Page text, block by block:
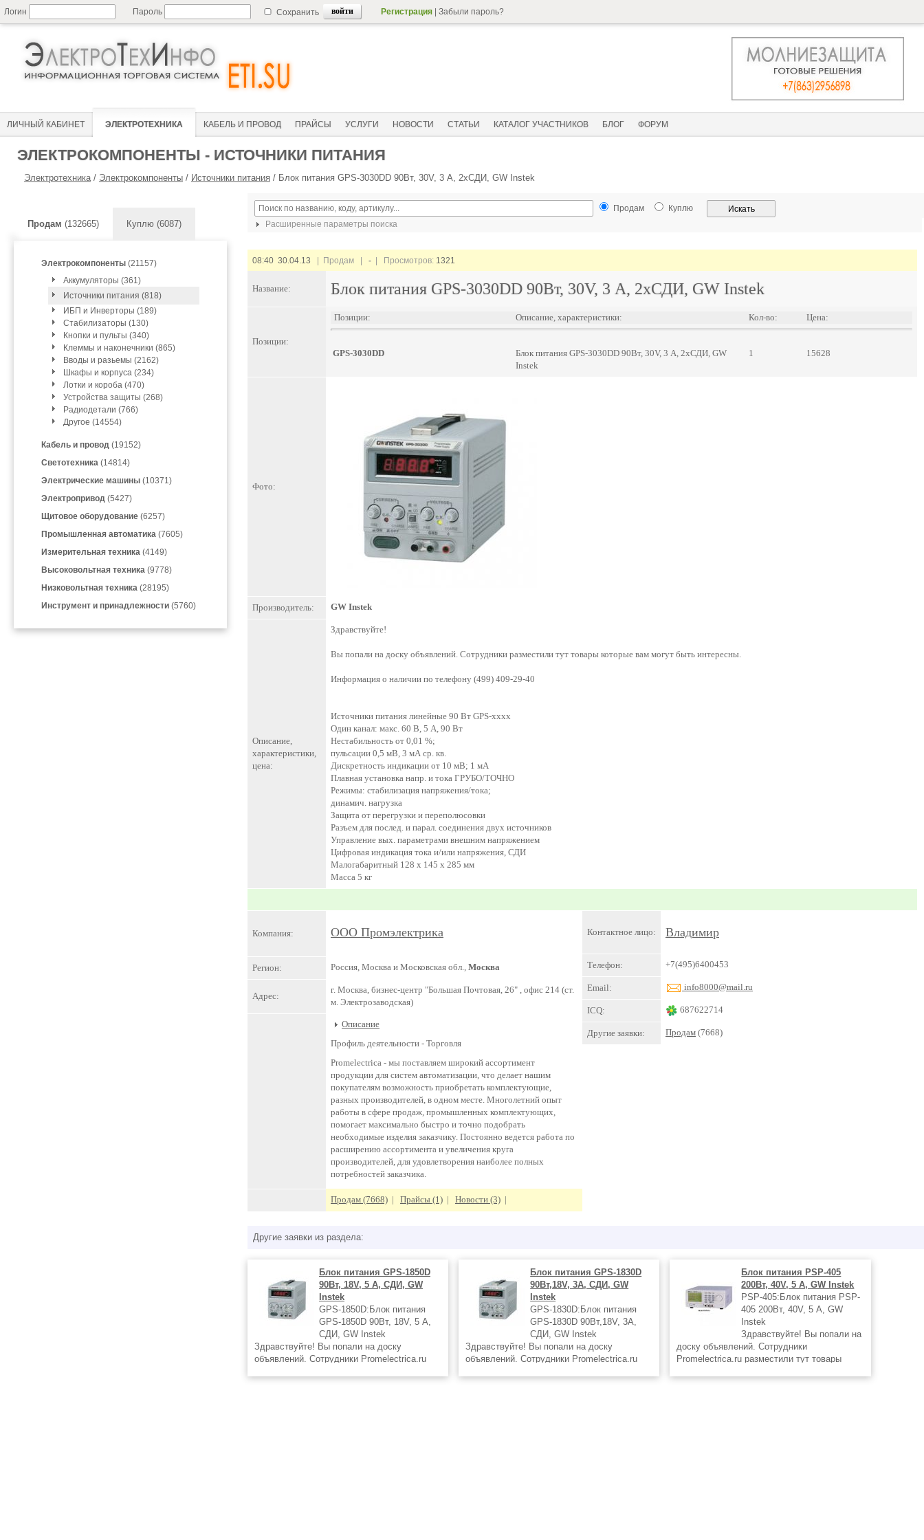
Логин Пароль Сохранить Регистрация Забыли пароль?
ЛИЧНЫЙ КАБИНЕТ ЭЛЕКТРОТЕХНИКА КАБЕЛЬ И ПРОВОД ПРАЙСЫ УСЛУГИ НОВОСТИ СТАТЬИ КАТАЛОГ УЧАСТНИКОВ БЛОГ ФОРУМ
ЭЛЕКТРОКОМПОНЕНТЫ - ИСТОЧНИКИ ПИТАНИЯ
Электротехника/ Электрокомпоненты / Источники питания / Блок питания GPS-3030DD 90Вт, 30V, 3 А, 2хСДИ, GW Instek
Продам (132665) Куплю (6087)
Электрокомпоненты (21157)
Аккумуляторы (361)
Источники питания (818)
ИБП и Инверторы (189)
Стабилизаторы (130)
Кнопки и пульты (340)
Клеммы и наконечники (865)
Вводы и разьемы (2162)
Шкафы и корпуса (234)
Лотки и короба (470)
Устройства защиты (268)
Радиодетали (766)
Другое (14554)
Кабель и провод (19152)
Светотехника (14814)
Электрические машины (10371)
Электропривод (5427)
Щитовое оборудование (6257)
Промышленная автоматика (7605)
Измерительная техника (4149)
Высоковольтная техника (9778)
Низковольтная техника (28195)
Инструмент и принадлежности (5760)
Продам
Куплю
Расширенные параметры поиска
08:40 30.04.13 | Продам | - | Просмотров: 1321
Название: Блок питания GPS-3030DD 90Вт, 30V, 3 А, 2хСДИ, GW Instek
Позиции:
Позиции: Описание, характеристики: Кол-во: Цена:
GPS-3030DD
Блок питания GPS-3030DD 90Вт, 30V, 3 А, 2хСДИ, GW
Instek
1 15628
Фото:
Производитель: GW Instek
Описание,
характеристики,
цена:
Здравствуйте!
Вы попали на доску объявлений. Сотрудники разместили тут товары которые вам могут быть интересны.
Информация о наличии по телефону (499) 409-29-40
Источники питания линейные 90 Вт GPS-хххх
Один канал: макс. 60 В, 5 А, 90 Вт
Нестабильность от 0,01 %;
пульсации 0,5 мВ, 3 мА ср. кв.
Дискретность индикации от 10 мВ; 1 мА
Плавная установка напр. и тока ГРУБО/ТОЧНО
Режимы: стабилизация напряжения/тока;
динамич. нагрузка
Защита от перегрузки и переполюсовки
Разъем для послед. и парал. соединения двух источников
Управление вых. параметрами внешним напряжением
Цифровая индикация тока и/или напряжения, СДИ
Малогабаритный 128 х 145 х 285 мм
Масса 5 кг
Компания: ООО Промэлектрика
Регион: Россия, Москва и Московская обл., Москва
Адрес:
г. Москва, бизнес-центр "Большая Почтовая, 26" , офис 214 (ст.
м. Электрозаводская)
Описание
Профиль деятельности - Торговля
Promelectrica - мы поставляем широкий ассортимент
продукции для систем автоматизации, что делает нашим
покупателям возможность приобретать комплектующие,
разных производителей, в одном месте. Многолетний опыт
работы в сфере продаж, промышленных комплектующих,
помогает максимально быстро и точно подобрать
необходимые изделия заказчику. Постоянно ведется работа по
расширению ассортимента и увеличения круга
производителей, для удовлетворения наиболее полных
потребностей заказчика.
Продам (7668) | Прайсы (1) | Новости (3) |
Контактное лицо: Владимир
Телефон: +7(495)6400453
Email: info8000@mail.ru
ICQ: 687622714
Другие заявки: Продам (7668)
Другие заявки из раздела:
Блок питания GPS-1850D
90Вт, 18V, 5 А, СДИ, GW
Instek
GPS-1850D:Блок питания
GPS-1850D 90Вт, 18V, 5 А,
СДИ, GW Instek
Здравствуйте! Вы попали на доску
объявлений. Сотрудники Promelectrica.ru
Блок питания GPS-1830D
90Вт,18V, 3А, СДИ, GW
Instek
GPS-1830D:Блок питания
GPS-1830D 90Вт,18V, 3А,
СДИ, GW Instek
Здравствуйте! Вы попали на доску
объявлений. Сотрудники Promelectrica.ru
Блок питания PSP-405
200Вт, 40V, 5 А, GW Instek
PSP-405:Блок питания PSP-
405 200Вт, 40V, 5 А, GW
Instek
Здравствуйте! Вы попали на
доску объявлений. Сотрудники
Promelectrica.ru разместили тут товары